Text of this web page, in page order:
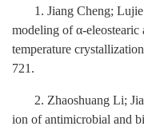
1. Jiang Cheng;
modeling of α-
temperature
721.
2. Zhaoshuang Li;
ion of antimicrobial and